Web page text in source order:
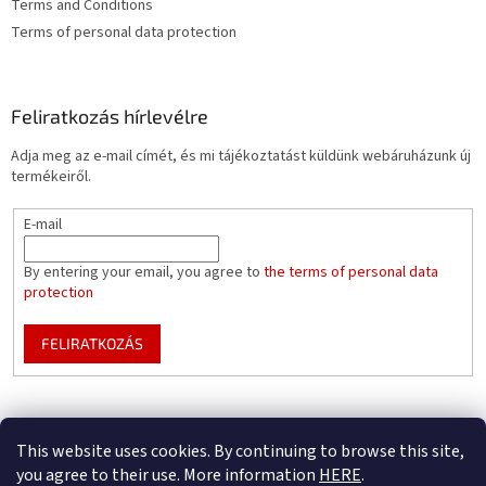
This website uses cookies. By continuing to browse this site,
you agree to their use. More information HERE.
Terms and Conditions
Terms of personal data protection
Feliratkozás hírlevélre
Adja meg az e-mail címét, és mi tájékoztatást küldünk webáruházunk új
termékeiről.
E-mail
By entering your email, you agree to the terms of personal data
protection
FELIRATKOZÁS